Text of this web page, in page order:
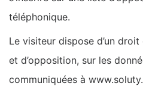
téléphonique.
Le visiteur dispose d’un
et d’opposition, sur les
communiquées à